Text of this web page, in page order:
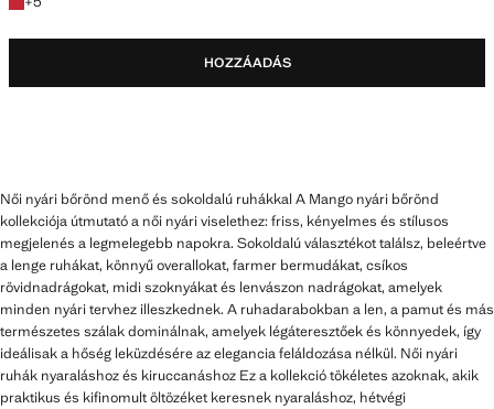
HOZZÁADÁS
Női nyári bőrönd menő és sokoldalú ruhákkal A Mango nyári bőrönd
kollekciója útmutató a női nyári viselethez: friss, kényelmes és stílusos
megjelenés a legmelegebb napokra. Sokoldalú választékot találsz, beleértve
a lenge ruhákat, könnyű overallokat, farmer bermudákat, csíkos
rövidnadrágokat, midi szoknyákat és lenvászon nadrágokat, amelyek
minden nyári tervhez illeszkednek. A ruhadarabokban a len, a pamut és más
természetes szálak dominálnak, amelyek légáteresztőek és könnyedek, így
ideálisak a hőség leküzdésére az elegancia feláldozása nélkül. Női nyári
ruhák nyaraláshoz és kiruccanáshoz Ez a kollekció tökéletes azoknak, akik
praktikus és kifinomult öltözéket keresnek nyaraláshoz, hétvégi